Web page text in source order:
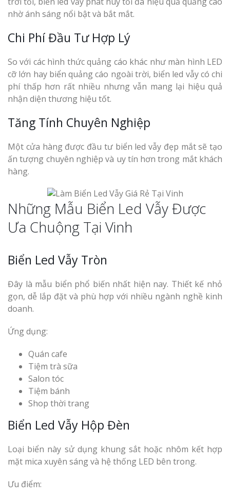
nhờ ánh sáng nổi bật và bắt mắt.
Chi Phí Đầu Tư Hợp Lý
So với các hình thức quảng cáo khác như màn hình LED
cỡ lớn hay biển quảng cáo ngoài trời, biển led vẫy có chi
phí thấp hơn rất nhiều nhưng vẫn mang lại hiệu quả
nhận diện thương hiệu tốt.
Tăng Tính Chuyên Nghiệp
Một cửa hàng được đầu tư biển led vẫy đẹp mắt sẽ tạo
ấn tượng chuyên nghiệp và uy tín hơn trong mắt khách
hàng.
Những Mẫu Biển Led Vẫy Được
Ưa Chuộng Tại Vinh
Biển Led Vẫy Tròn
Đây là mẫu biển phổ biến nhất hiện nay. Thiết kế nhỏ
gọn, dễ lắp đặt và phù hợp với nhiều ngành nghề kinh
doanh.
Ứng dụng:
Quán cafe
Tiệm trà sữa
Salon tóc
Tiệm bánh
Shop thời trang
Biển Led Vẫy Hộp Đèn
Loại biển này sử dụng khung sắt hoặc nhôm kết hợp
mặt mica xuyên sáng và hệ thống LED bên trong.
Ưu điểm: